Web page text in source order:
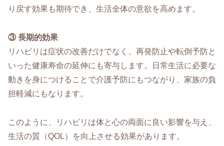
り戻す効果も期待でき、生活全体の意欲を高めます。
③ 長期的効果
リハビリは症状の改善だけでなく、再発防止や転倒予防と
いった健康寿命の延伸にも寄与します。日常生活に必要な
動きを身につけることで介護予防にもつながり、家族の負
担軽減にもなります。
このように、リハビリは体と心の両面に良い影響を与え、
生活の質（QOL）を向上させる効果があります。